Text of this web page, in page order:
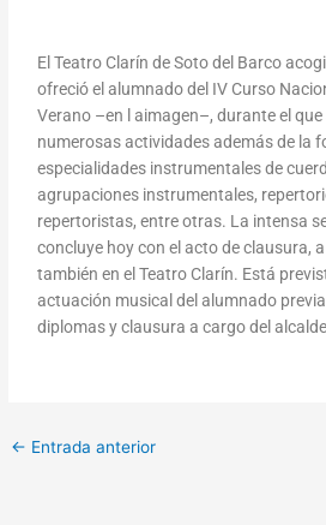
El Teatro Clarín de Soto del Barco
ofreció el alumnado del IV Curso
Verano –en l aimagen–, durante el
numerosas actividades además de la
especialidades instrumentales de
agrupaciones instrumentales,
repertoristas, entre otras. La intensa
concluye hoy con el acto de clausura,
también en el Teatro Clarín. Está
actuación musical del alumnado
diplomas y clausura a cargo del
← Entrada anterior